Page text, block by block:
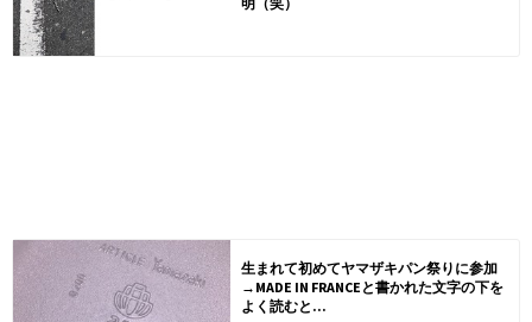
生まれて初めてヤマザキパン祭りに参加
→MADE IN FRANCEと書かれた文字の下を
よく読むと...